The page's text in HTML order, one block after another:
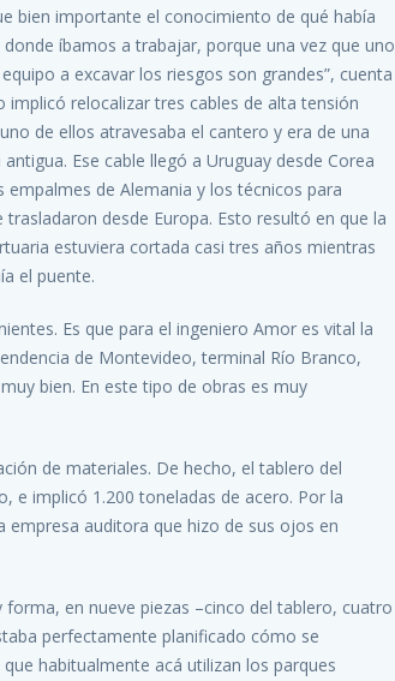
bien importante el conocimiento de qué había
donde íbamos a trabajar, porque una vez que uno
a excavar los riesgos son grandes”, cuenta
implicó relocalizar tres cables de alta tensión
de ellos atravesaba el cantero y era de una
Ese cable llegó a Uruguay desde Corea
empalmes de Alemania y los técnicos para
trasladaron desde Europa. Esto resultó en que la
estuviera cortada casi tres años mientras
el puente.
Es que para el ingeniero Amor es vital la
de Montevideo, terminal Río Branco,
bien. En este tipo de obras es muy
de materiales. De hecho, el tablero del
e implicó 1.200 toneladas de acero. Por la
auditora que hizo de sus ojos en
en nueve piezas –cinco del tablero, cuatro
perfectamente planificado cómo se
habitualmente acá utilizan los parques